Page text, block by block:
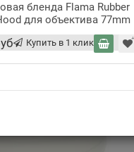
бленда Flama Rubber
для объектива 77mm
Купить в 1 клик